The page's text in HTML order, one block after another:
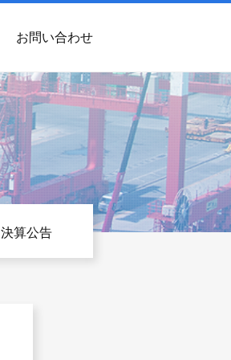
お問い合わせ
決算公告